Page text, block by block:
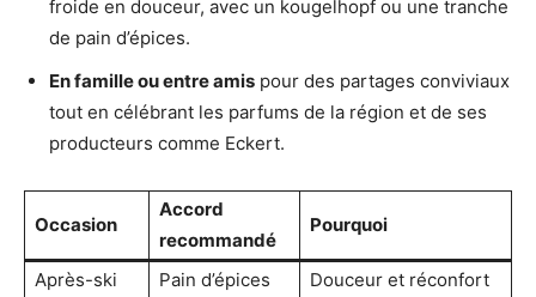
froide en douceur, avec un kougelhopf ou une tranche
de pain d’épices.
En famille ou entre amis pour des partages conviviaux
tout en célébrant les parfums de la région et de ses
producteurs comme Eckert.
Occasion
Accord
recommandé
Pourquoi
Après-ski Pain d’épices
Douceur et réconfort